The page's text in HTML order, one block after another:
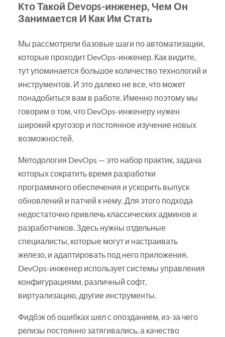
Кто Такой Devops-инженер, Чем Он
Занимается И Как Им Стать
Мы рассмотрели базовые шаги по автоматизации,
которые проходит DevOps-инженер. Как видите,
тут упоминается большое количество технологий и
инструментов. И это далеко не все, что может
понадобиться вам в работе. Именно поэтому мы
говорим о том, что DevOps-инженеру нужен
широкий кругозор и постоянное изучение новых
возможностей.
Методология DevOps — это набор практик, задача
которых сократить время разработки
программного обеспечения и ускорить выпуск
обновлений и патчей к нему. Для этого подхода
недостаточно привлечь классических админов и
разработчиков. Здесь нужны отдельные
специалисты, которые могут и настраивать
железо, и адаптировать под него приложения.
DevOps-инженер использует системы управления
конфигурациями, различный софт,
виртуализацию, другие инструменты.
Фидбэк об ошибках шел с опозданием, из-за чего
релизы постоянно затягивались, а качество